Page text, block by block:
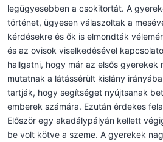
legügyesebben a csokitortát. A
történet, ügyesen válaszoltak a
kérdésekre és ők is elmondták
és az ovisok viselkedésével
hallgatni, hogy már az elsős gyerekek
mutatnak a látássérült kislány
tartják, hogy segítséget nyújtsanak
emberek számára. Ezután érdekes
Először egy akadálypályán kellett
be volt kötve a szeme. A gyerekek